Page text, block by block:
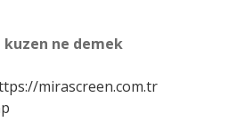
kuzen ne demek
mirascreen.com.tr